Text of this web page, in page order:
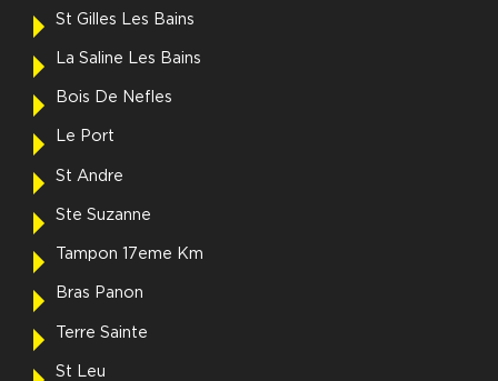
St Gilles Les Bains
La Saline Les Bains
Bois De Nefles
Le Port
St Andre
Ste Suzanne
Tampon 17eme Km
Bras Panon
Terre Sainte
St Leu